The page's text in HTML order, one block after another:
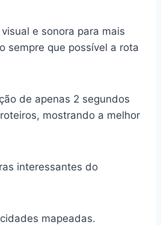
e sonora para mais
sempre que possível a rota
de apenas 2 segundos
mostrando a melhor
interessantes do
mapeadas.